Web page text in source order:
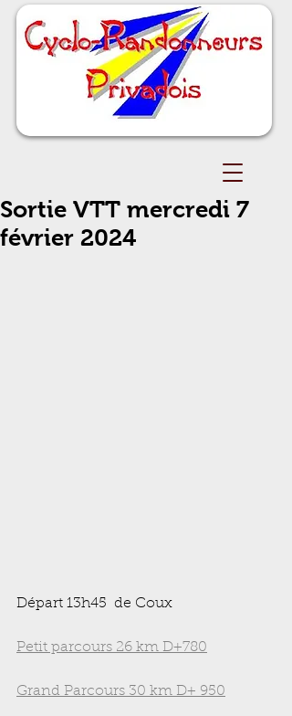
Sortie VTT mercredi 7
février 2024
Départ 13h45  de Coux
Petit parcours 26 km D+780
Grand Parcours 30 km D+ 950